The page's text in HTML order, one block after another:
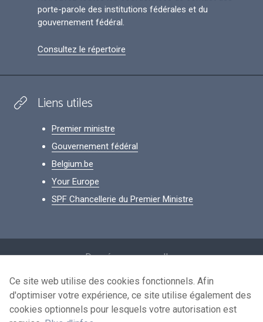
porte-parole des institutions fédérales et du
gouvernement fédéral.
Consultez le répertoire
Liens utiles
Premier ministre
Gouvernement fédéral
Belgium.be
Your Europe
SPF Chancellerie du Premier Ministre
Données personnelles
Conditions de réutilisation
Contactez-nous
Ce site web utilise des cookies fonctionnels. Afin
d'optimiser votre expérience, ce site utilise également des
cookies optionnels pour lesquels votre autorisation est